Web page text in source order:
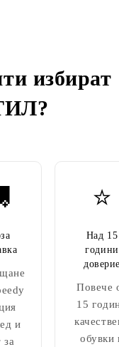
избират
?
и
за
⭐
Над 15
години
Повече
15
обувки